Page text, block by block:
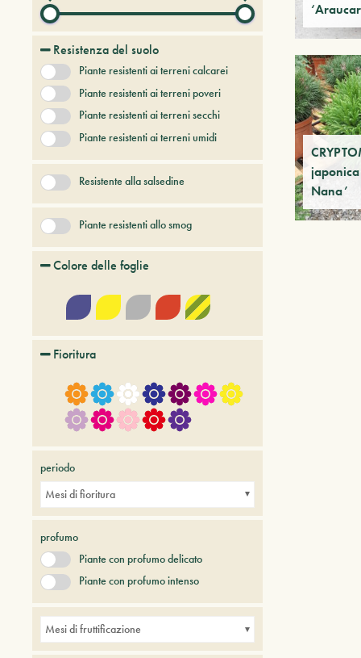
japonica
Nana’
Alberi e arbusti persistenti
Alberi e piante del futuro
Conifere
+ Show More
Resistenza del suolo
Piante resistenti ai terreni calcarei
Piante resistenti ai terreni poveri
Piante resistenti ai terreni secchi
Piante resistenti ai terreni umidi
Resistente alla salsedine
Piante resistenti allo smog
Colore delle foglie
Fioritura
periodo
Mesi di fioritura
profumo
Piante con profumo delicato
Piante con profumo intenso
Mesi di fruttificazione